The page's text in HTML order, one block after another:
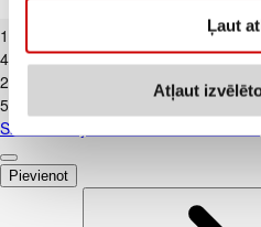
Ļaut
Atļaut
1
4,42€/kg
2
5,31€/kg
Skābais krējums VALMIERA 20% 450g
Pievienot